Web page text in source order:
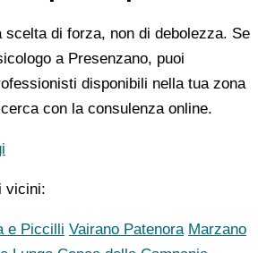
scelta di forza, non di debolezza. Se
a Presenzano, puoi
disponibili nella tua zona
con la consulenza online.
vicini:
e Piccilli Vairano Patenora Marzano